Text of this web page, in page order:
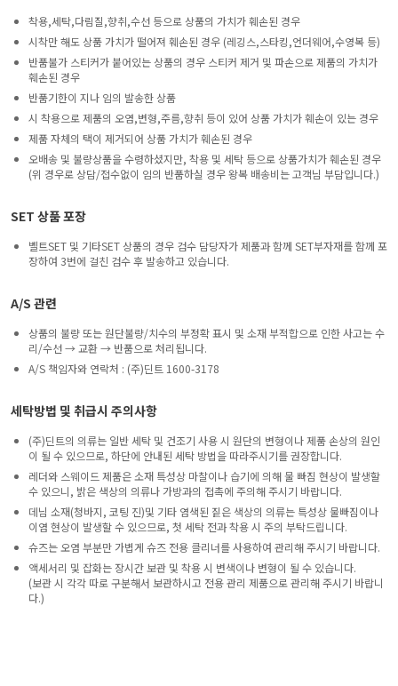
착용,세탁,다림질,향취,수선 등으로 상품의 가치가 훼손된 경우
시착만 해도 상품 가치가 떨어져 훼손된 경우 (레깅스,스타킹,언더웨어,수영복 등)
반품불가 스티커가 붙어있는 상품의 경우 스티커 제거 및 파손으로 제품의 가치가
훼손된 경우
반품기한이 지나 임의 발송한 상품
시 착용으로 제품의 오염,변형,주름,향취 등이 있어 상품 가치가 훼손이 있는 경우
제품 자체의 택이 제거되어 상품 가치가 훼손된 경우
오배송 및 불량상품을 수령하셨지만, 착용 및 세탁 등으로 상품가치가 훼손된 경우
(위 경우로 상담/접수없이 임의 반품하실 경우 왕복 배송비는 고객님 부담입니다.)
SET 상품 포장
벨트SET 및 기타SET 상품의 경우 검수 담당자가 제품과 함께 SET부자재를 함께 포
장하여 3번에 걸친 검수 후 발송하고 있습니다.
A/S 관련
상품의 불량 또는 원단불량/치수의 부정확 표시 및 소재 부적합으로 인한 사고는 수
리/수선 → 교환 → 반품으로 처리됩니다.
A/S 책임자와 연락처 : (주)딘트 1600-3178
세탁방법 및 취급시 주의사항
(주)딘트의 의류는 일반 세탁 및 건조기 사용 시 원단의 변형이나 제품 손상의 원인
이 될 수 있으므로, 하단에 안내된 세탁 방법을 따라주시기를 권장합니다.
레더와 스웨이드 제품은 소재 특성상 마찰이나 습기에 의해 물 빠짐 현상이 발생할
수 있으니, 밝은 색상의 의류나 가방과의 접촉에 주의해 주시기 바랍니다.
데님 소재(청바지, 코팅 진)및 기타 염색된 짙은 색상의 의류는 특성상 물빠짐이나
이염 현상이 발생할 수 있으므로, 첫 세탁 전과 착용 시 주의 부탁드립니다.
슈즈는 오염 부분만 가볍게 슈즈 전용 클리너를 사용하여 관리해 주시기 바랍니다.
액세서리 및 잡화는 장시간 보관 및 착용 시 변색이나 변형이 될 수 있습니다.
(보관 시 각각 따로 구분해서 보관하시고 전용 관리 제품으로 관리해 주시기 바랍니
다.)